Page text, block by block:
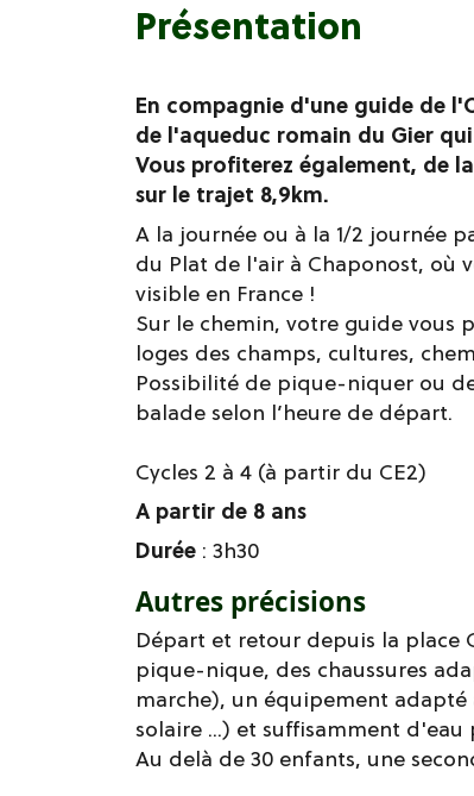
Présentation
En compagnie d'une guide de
de l'aqueduc romain du Gier
Vous profiterez également, de
sur le trajet 8,9km.
A la journée ou à la 1/2 journée
du Plat de l'air à Chaponost, où
visible en France !
Sur le chemin, votre guide vous
loges des champs, cultures,
Possibilité de pique-niquer ou
balade selon l’heure de départ.
Cycles 2 à 4 (à partir du CE2)
A partir de 8 ans
Durée : 3h30
Autres précisions
Départ et retour depuis la place
pique-nique, des chaussures
marche), un équipement
solaire ...) et suffisamment
Au delà de 30 enfants, une